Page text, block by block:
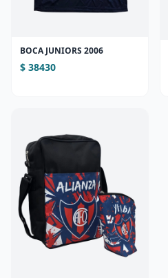
BOCA JUNIORS 2006
$ 38430